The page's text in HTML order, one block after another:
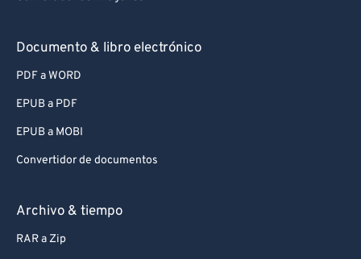
Documento & libro electrónico
PDF a WORD
EPUB a PDF
EPUB a MOBI
Convertidor de documentos
Archivo & tiempo
RAR a Zip